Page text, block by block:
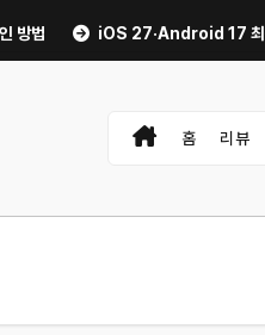
iOS 27·Android 17 최신 기능 숨은 팁
홈 리뷰